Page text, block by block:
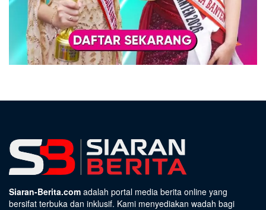
Siaran-Berita.com adalah portal media berita online yang
bersifat terbuka dan inklusif. Kami menyediakan wadah bagi